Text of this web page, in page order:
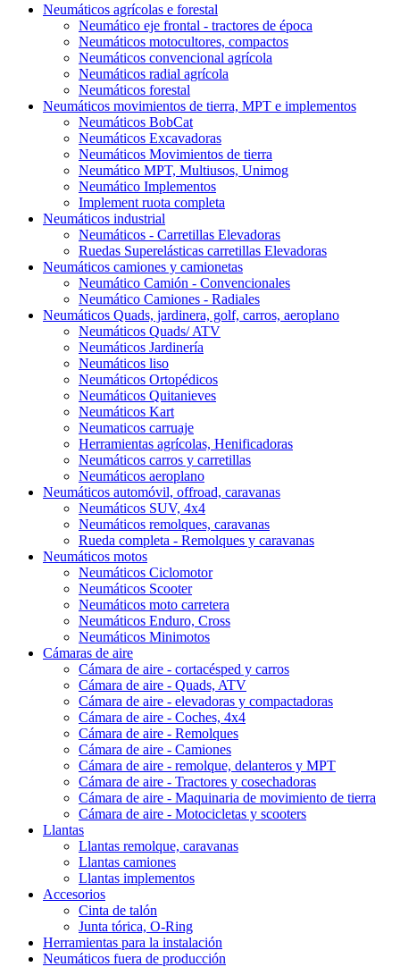
Neumáticos agrícolas e forestal
Neumático eje frontal - tractores de época
Neumáticos motocultores, compactos
Neumáticos convencional agrícola
Neumáticos radial agrícola
Neumáticos forestal
Neumáticos movimientos de tierra, MPT e implementos
Neumáticos BobCat
Neumáticos Excavadoras
Neumáticos Movimientos de tierra
Neumático MPT, Multiusos, Unimog
Neumático Implementos
Implement ruota completa
Neumáticos industrial
Neumáticos - Carretillas Elevadoras
Ruedas Superelásticas carretillas Elevadoras
Neumáticos camiones y camionetas
Neumático Camión - Convencionales
Neumático Camiones - Radiales
Neumáticos Quads, jardinera, golf, carros, aeroplano
Neumáticos Quads/ ATV
Neumáticos Jardinería
Neumáticos liso
Neumáticos Ortopédicos
Neumáticos Quitanieves
Neumáticos Kart
Neumaticos carruaje
Herramientas agrícolas, Henificadoras
Neumáticos carros y carretillas
Neumáticos aeroplano
Neumáticos automóvil, offroad, caravanas
Neumáticos SUV, 4x4
Neumáticos remolques, caravanas
Rueda completa - Remolques y caravanas
Neumáticos motos
Neumáticos Ciclomotor
Neumáticos Scooter
Neumáticos moto carretera
Neumáticos Enduro, Cross
Neumáticos Minimotos
Cámaras de aire
Cámara de aire - cortacésped y carros
Cámara de aire - Quads, ATV
Cámara de aire - elevadoras y compactadoras
Cámara de aire - Coches, 4x4
Cámara de aire - Remolques
Cámara de aire - Camiones
Cámara de aire - remolque, delanteros y MPT
Cámara de aire - Tractores y cosechadoras
Cámara de aire - Maquinaria de movimiento de tierra
Cámara de aire - Motocicletas y scooters
Llantas
Llantas remolque, caravanas
Llantas camiones
Llantas implementos
Accesorios
Cinta de talón
Junta tórica, O-Ring
Herramientas para la instalación
Neumáticos fuera de producción